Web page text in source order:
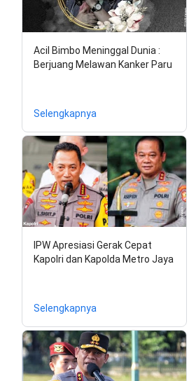
Acil Bimbo Meninggal Dunia :
Berjuang Melawan Kanker Paru
Selengkapnya
IPW Apresiasi Gerak Cepat
Kapolri dan Kapolda Metro Jaya
Selengkapnya